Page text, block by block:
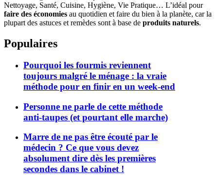
Nettoyage, Santé, Cuisine, Hygiène, Vie Pratique… L’idéal pour
faire des économies au quotidien et faire du bien à la planète, car la
plupart des astuces et remèdes sont à base de produits naturels.
Populaires
Pourquoi les fourmis reviennent
toujours malgré le ménage : la vraie
méthode pour en finir en un week-end
Personne ne parle de cette méthode
anti-taupes (et pourtant elle marche)
Marre de ne pas être écouté par le
médecin ? Ce que vous devez
absolument dire dès les premières
secondes dans le cabinet !